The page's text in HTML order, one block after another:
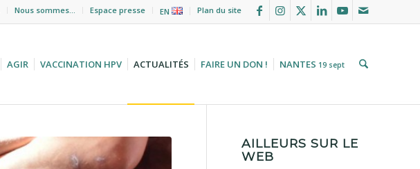
Nous sommes… Espace presse EN Plan du site
AGIR VACCINATION HPV ACTUALITÉS FAIRE UN DON ! NANTES 19 sept
AILLEURS SUR LE
WEB